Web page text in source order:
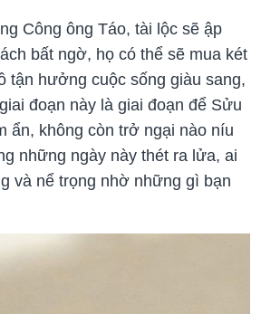
Công ông Táo, tài lộc sẽ ập
bất ngờ, họ có thể sẽ mua két
tận hưởng cuộc sống giàu sang,
đoạn này là giai đoạn để Sửu
ẩn, không còn trở ngại nào níu
những ngày này thét ra lửa, ai
và nể trọng nhờ những gì bạn